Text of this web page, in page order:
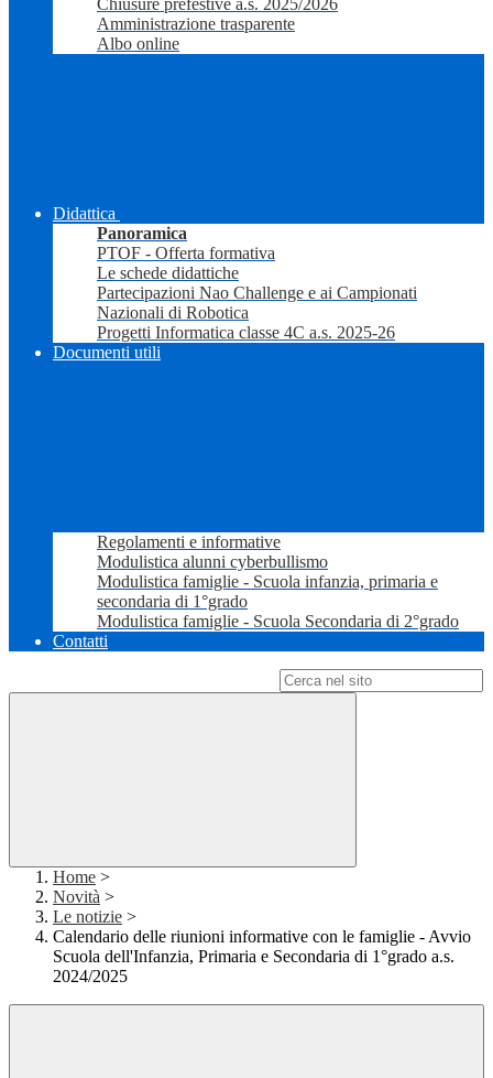
Chiusure prefestive a.s. 2025/2026
Amministrazione trasparente
Albo online
Didattica
Panoramica
PTOF - Offerta formativa
Le schede didattiche
Partecipazioni Nao Challenge e ai Campionati
Nazionali di Robotica
Progetti Informatica classe 4C a.s. 2025-26
Documenti utili
Regolamenti e informative
Modulistica alunni cyberbullismo
Modulistica famiglie - Scuola infanzia, primaria e
secondaria di 1°grado
Modulistica famiglie - Scuola Secondaria di 2°grado
Contatti
Home >
Novità >
Le notizie >
Calendario delle riunioni informative con le famiglie - Avvio
Scuola dell'Infanzia, Primaria e Secondaria di 1°grado a.s.
2024/2025